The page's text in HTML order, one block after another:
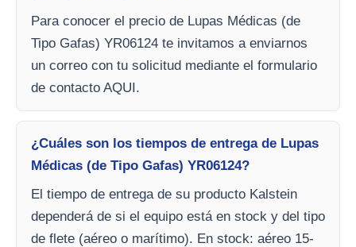
Para conocer el precio de Lupas Médicas (de
Tipo Gafas) YR06124 te invitamos a enviarnos
un correo con tu solicitud mediante el formulario
de contacto AQUI.
¿Cuáles son los tiempos de entrega de Lupas
Médicas (de Tipo Gafas) YR06124?
El tiempo de entrega de su producto Kalstein
dependerá de si el equipo está en stock y del tipo
de flete (aéreo o marítimo). En stock: aéreo 15-